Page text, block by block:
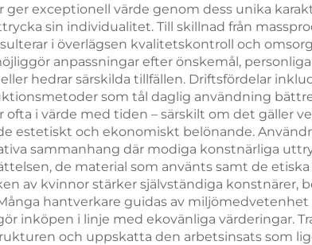
exceptionell värde genom dess unika
sin individualitet. Till skillnad från
i överlägsen kvalitetskontroll och
anpassningar efter önskemål,
hedrar särskilda tillfällen. Driftsfördelar
som tål daglig användning
i värde med tiden – särskilt om det gäller
estetiskt och ekonomiskt belönande.
sammanhang där modiga konstnärliga
de material som använts samt de
av kvinnor stärker självständiga konstnärer,
hantverkare guidas av
inköpen i linje med ekovänliga värderingar.
och uppskatta den arbetsinsats som